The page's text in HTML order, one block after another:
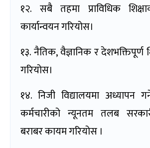
१२. सबै तहमा प्राविधिक
कार्यान्वयन गरियोस।
१३. नैतिक, वैज्ञानिक र देशभक्तिपूर्ण
गरियोस।
१४. निजी विद्यालयमा अध्यापन
कर्मचारीको न्यूनतम तलब
बराबर कायम गरियोस ।